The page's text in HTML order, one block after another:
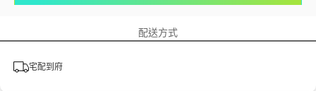
配送方式
宅配到府